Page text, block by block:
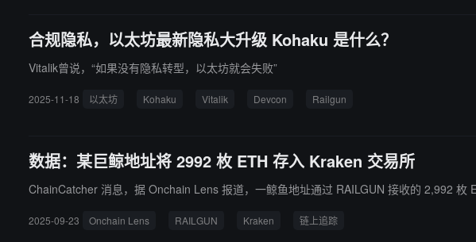
合规隐私，以太坊最新隐私大升级 Kohaku 是什么？
Vitalik曾说，“如果没有隐私转型，以太坊就会失败”
2025-11-18 以太坊 Kohaku Vitalik Devcon Railgun
数据：某巨鲸地址将 2992 枚 ETH 存入 Kraken 交易所
ChainCatcher 消息，据 Onchain Lens 报道，一鲸鱼地址通过 RAILGUN 接收的 2,992 枚
2025-09-23 Onchain Lens RAILGUN Kraken 链上追踪